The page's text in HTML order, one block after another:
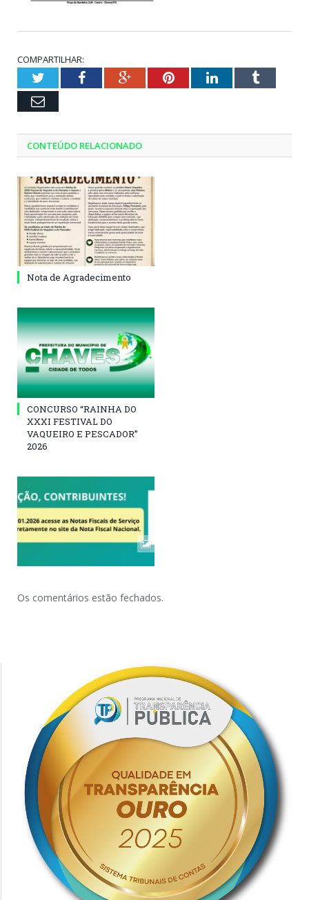
COMPARTILHAR:
TwitterFacebookGoogle+PinterestLinkedInTumblr
Email
CONTEÚDO RELACIONADO
Nota de Agradecimento
CONCURSO “RAINHA DO
XXXI FESTIVAL DO
VAQUEIRO E PESCADOR”
2026
Os comentários estão fechados.